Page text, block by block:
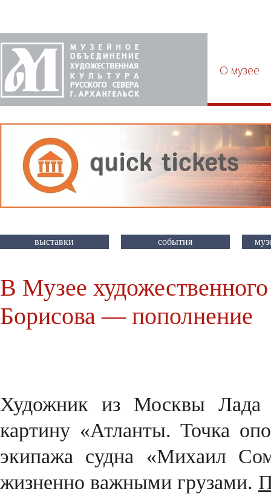
О музее
выставки события
В Музее
Борисова — пополнение
Художник из Москвы Лада
картину «Атланты. Точка
экипажа судна «Михаил
жизненно важными грузами.